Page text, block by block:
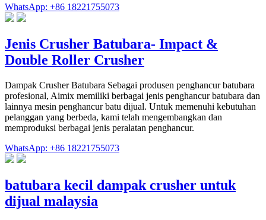
WhatsApp: +86 18221755073
Jenis Crusher Batubara- Impact &
Double Roller Crusher
Dampak Crusher Batubara Sebagai produsen penghancur batubara
profesional, Aimix memiliki berbagai jenis penghancur batubara dan
lainnya mesin penghancur batu dijual. Untuk memenuhi kebutuhan
pelanggan yang berbeda, kami telah mengembangkan dan
memproduksi berbagai jenis peralatan penghancur.
WhatsApp: +86 18221755073
batubara kecil dampak crusher untuk
dijual malaysia